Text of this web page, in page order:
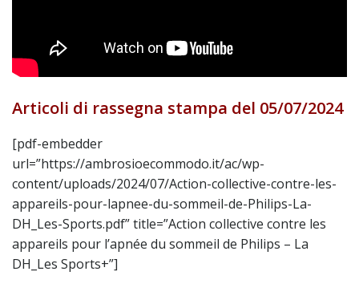
Articoli di rassegna stampa del 05/07/2024
[pdf-embedder
url=”https://ambrosioecommodo.it/ac/wp-
content/uploads/2024/07/Action-collective-contre-les-
appareils-pour-lapnee-du-sommeil-de-Philips-La-
DH_Les-Sports.pdf” title=”Action collective contre les
appareils pour l’apnée du sommeil de Philips – La
DH_Les Sports+”]